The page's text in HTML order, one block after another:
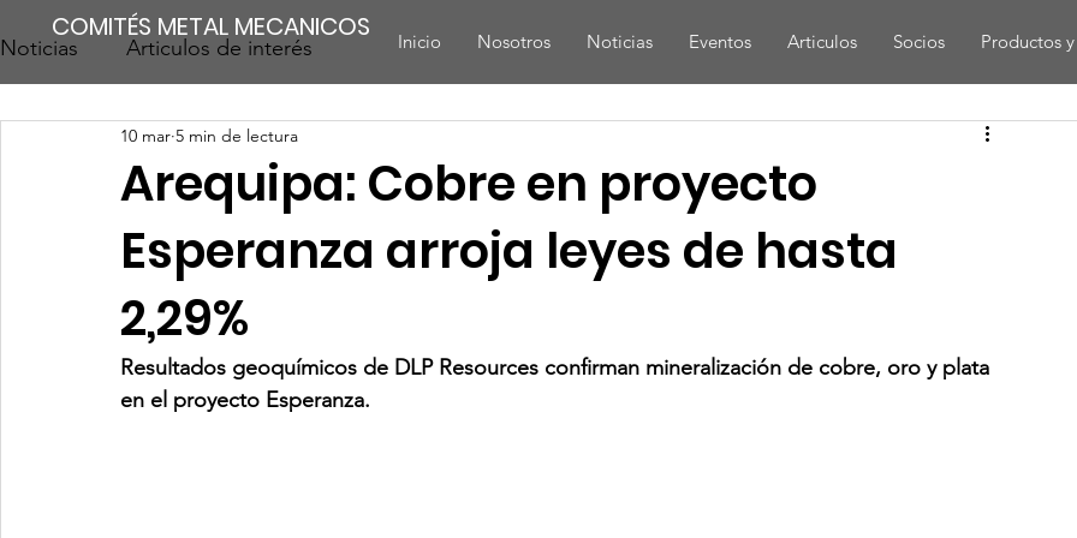
COMITÉS METAL MECANICOS Inicio Nosotros Noticias Eventos Articulos Socios Productos
Noticias Articulos de interés
Arequipa: Cobre en proyecto
Esperanza arroja leyes de hasta
2,29%
10 mar 5 min de lectura
Resultados geoquímicos de DLP Resources confirman mineralización de cobre, oro y plata
en el proyecto Esperanza.